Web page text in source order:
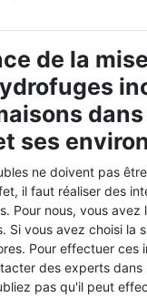
de la
ses
ne doivent pas
il faut réaliser des
Pour nous, vous avez
Si vous avez choisi la
Pour effectuer ces
des experts dans
pas qu'il peut